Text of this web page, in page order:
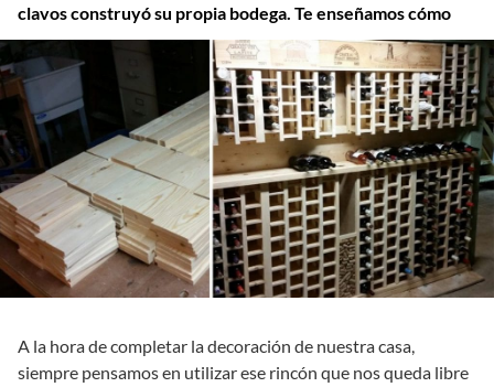
clavos construyó su propia bodega. Te enseñamos cómo
A la hora de completar la decoración de nuestra casa,
siempre pensamos en utilizar ese rincón que nos queda libre